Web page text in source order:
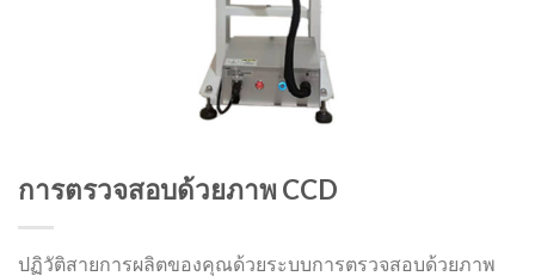
การตรวจสอบด้วยภาพ CCD
ปฏิวัติสายการผลิตของคุณด้วยระบบการตรวจสอบด้วยภาพ